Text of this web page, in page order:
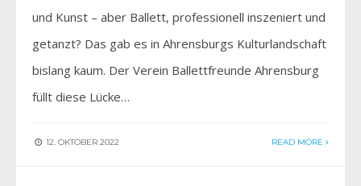
und Kunst – aber Ballett, professionell inszeniert und
getanzt? Das gab es in Ahrensburgs Kulturlandschaft
bislang kaum. Der Verein Ballettfreunde Ahrensburg
füllt diese Lücke…
12. OKTOBER 2022 READ MORE